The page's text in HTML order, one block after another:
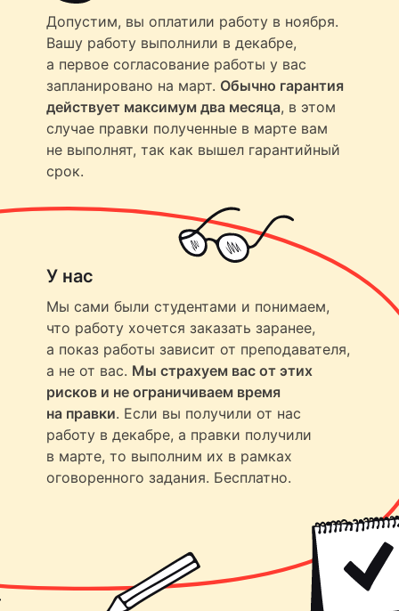
Допустим, вы оплатили работу в ноября.
Вашу работу выполнили в декабре,
а первое согласование работы у вас
запланировано на март. Обычно гарантия
действует максимум два месяца, в этом
случае правки полученные в марте вам
не выполнят, так как вышел гарантийный
срок.
У нас
Мы сами были студентами и понимаем,
что работу хочется заказать заранее,
а показ работы зависит от преподавателя,
а не от вас. Мы страхуем вас от этих
рисков и не ограничиваем время
на правки. Если вы получили от нас
работу в декабре, а правки получили
в марте, то выполним их в рамках
оговоренного задания. Бесплатно.